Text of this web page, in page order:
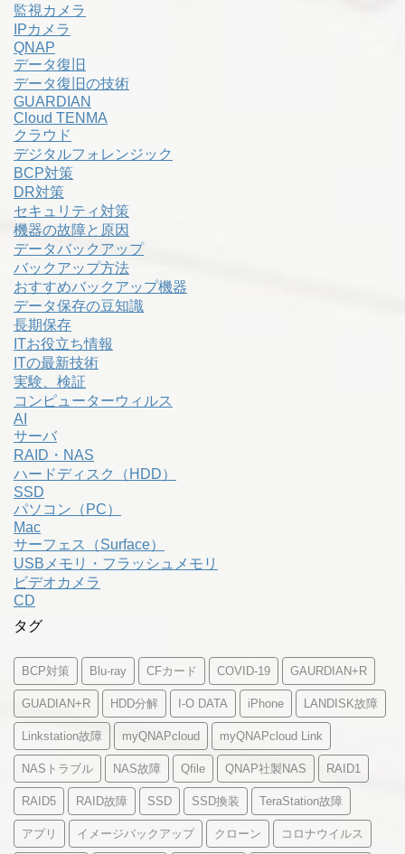
監視カメラ
IPカメラ
QNAP
データ復旧
データ復旧の技術
GUARDIAN
Cloud TENMA
クラウド
デジタルフォレンジック
BCP対策
DR対策
セキュリティ対策
機器の故障と原因
データバックアップ
バックアップ方法
おすすめバックアップ機器
データ保存の豆知識
長期保存
ITお役立ち情報
ITの最新技術
実験、検証
コンピューターウィルス
AI
サーバ
RAID・NAS
ハードディスク（HDD）
SSD
パソコン（PC）
Mac
サーフェス（Surface）
USBメモリ・フラッシュメモリ
ビデオカメラ
CD
タグ
BCP対策 Blu-ray CFカード COVID-19 GAURDIAN+R
GUADIAN+R HDD分解 I-O DATA iPhone LANDISK故障
Linkstation故障 myQNAPcloud myQNAPcloud Link
NASトラブル NAS故障 Qfile QNAP社製NAS RAID1
RAID5 RAID故障 SSD SSD換装 TeraStation故障
アプリ イメージバックアップ クローン コロナウイルス